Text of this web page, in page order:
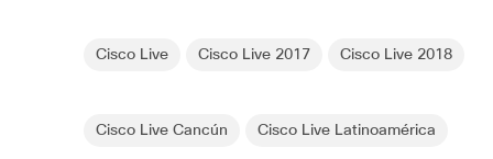
Cisco Live Cisco Live 2017 Cisco Live 2018
Cisco Live Cancún Cisco Live Latinoamérica